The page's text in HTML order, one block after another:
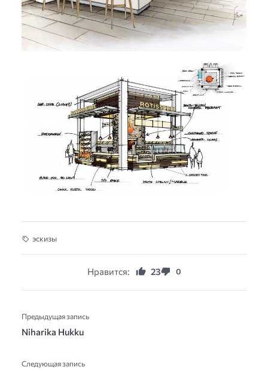
эскизы
Нравится: 23 0
Предыдущая запись
Niharika Hukku
Следующая запись